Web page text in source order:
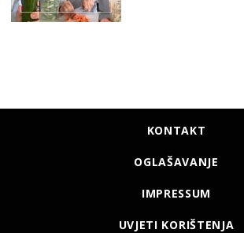
KONTAKT
OGLAŠAVANJE
IMPRESSUM
UVJETI KORIŠTENJA